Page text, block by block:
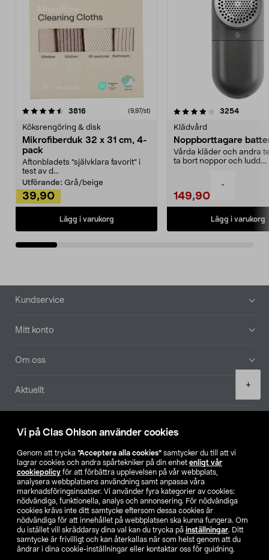
Vi på Clas Ohlson använder cookies
Genom att trycka ”Acceptera alla cookies” samtycker du till att vi
lagrar cookies och andra spårtekniker på din enhet enligt vår
cookiepolicy för att förbättra upplevelsen på vår webbplats,
analysera webbplatsens användning samt anpassa våra
marknadsföringsinsatser. Vi använder fyra kategorier av cookies:
nödvändiga, funktionella, analys och annonsering. För nödvändiga
cookies krävs inte ditt samtycke eftersom dessa cookies är
nödvändiga för att innehållet på webbplatsen ska kunna fungera. Om
du istället vill skräddarsy dina val kan du trycka på inställningar. Ditt
samtycke är frivilligt och kan återkallas när som helst genom att du
ändrar i dina cookie-inställningar eller kontaktar oss för guidning.
-
+
3816recensioner (9,97/st)
Köksrengöring & disk
Mikrofiberduk 32 x 31 cm, 4-
pack
Aftonbladets "självklara favorit” i
test av d...
Utförande: Grå/beige
39,90
Lägg i varukorg
4.0av 5 stjärnor 3254
Klädvård
Noppborttagare
Vårda kläder och andra
ta bort noppor och ludd.
149,90
Lägg i varukorg
4.5av 5 stjärnor
Sidfot
Kundservice
Mitt konto
Om oss
Aktuellt
Hitta butik
SE NO FI